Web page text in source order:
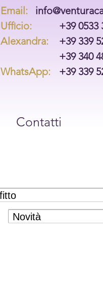
Email:
Ufficio:
+39 0533
Alexandra:
+39 339
+39 340
WhatsApp:
+39 339
Contatti